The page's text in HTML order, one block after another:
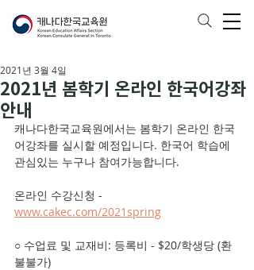
2021년 봄학기 온라인 한국어강좌
안내
2021년 3월 4일
캐나다한국교육원에서는 봄학기 온라인 한국
어강좌를 실시할 예정입니다. 한국어 학습에
관심있는 누구나 참여가능합니다.
온라인 수강신청 -
www.cakec.com/2021spring
○ 수업료 및 교재비: 등록비 - $20/학생당 (환
불불가)